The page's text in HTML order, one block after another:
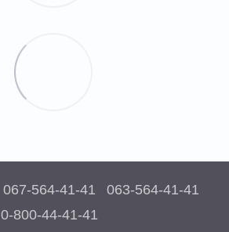
067-564-41-41
063-564-41-41
0-800-44-41-41